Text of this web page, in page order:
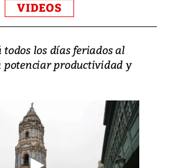
VIDEOS
todos los días feriados al
potenciar productividad y